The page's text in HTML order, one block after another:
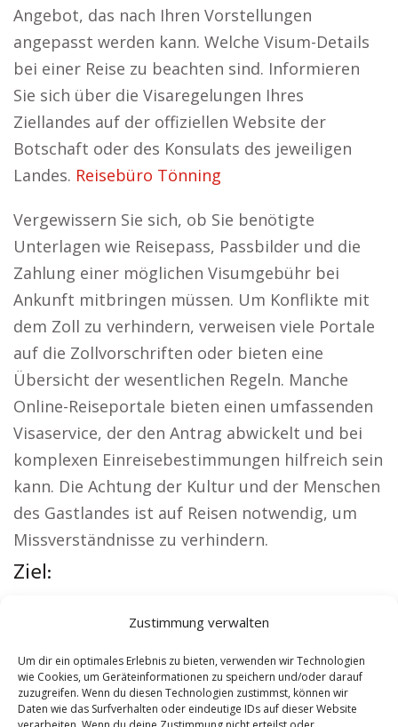
Zustimmung verwalten
Um dir ein optimales Erlebnis zu bieten, verwenden wir Technologien
wie Cookies, um Geräteinformationen zu speichern und/oder darauf
zuzugreifen. Wenn du diesen Technologien zustimmst, können wir
Daten wie das Surfverhalten oder eindeutige IDs auf dieser Website
Angebot, das nach Ihren Vorstellungen
angepasst werden kann. Welche Visum-Details
bei einer Reise zu beachten sind. Informieren
Sie sich über die Visaregelungen Ihres
Ziellandes auf der offiziellen Website der
Botschaft oder des Konsulats des jeweiligen
Landes. Reisebüro Tönning
Vergewissern Sie sich, ob Sie benötigte
Unterlagen wie Reisepass, Passbilder und die
Zahlung einer möglichen Visumgebühr bei
Ankunft mitbringen müssen. Um Konflikte mit
dem Zoll zu verhindern, verweisen viele Portale
auf die Zollvorschriften oder bieten eine
Übersicht der wesentlichen Regeln. Manche
Online-Reiseportale bieten einen umfassenden
Visaservice, der den Antrag abwickelt und bei
komplexen Einreisebestimmungen hilfreich sein
kann. Die Achtung der Kultur und der Menschen
des Gastlandes ist auf Reisen notwendig, um
Missverständnisse zu verhindern.
Ziel:
Sicherheitsdienst Bad Vilbel|Versicherung
Bad Vilbel|Hundeschule Bad Vilbel|Schamane
Bad Vilbel|Reisebüro Bad Vilbel